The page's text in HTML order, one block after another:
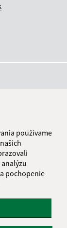
používame
pochopenie